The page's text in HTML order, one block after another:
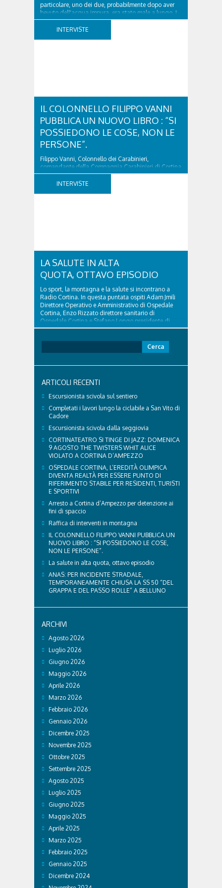
particolare, uno dei due, probabilmente dopo aver
bevuto dell'acqua impura, era stato male a lungo. I
due ragazzi, che avevano passato...
INTERVISTE
IL COLONNELLO FILIPPO VANNI
PUBBLICA UN NUOVO LIBRO : “SI
POSSIEDONO LE COSE, NON LE
PERSONE”.
Filippo Vanni, Colonnello dei Carabinieri,
comandante della Compagnia Carabinieri di Cortina
d’Ampezzo sino al 2010, esperto di legislazione
nazionale ed europea, è l’ideatore del progetto di
INTERVISTE
LA SALUTE IN ALTA
QUOTA, OTTAVO EPISODIO
Lo sport, la montagna e la salute si incontrano a
Radio Cortina. In questa puntata ospiti Adam Jmili
Direttore Operativo e Amministrativo di Ospedale
Cortina, Enzo Rizzato direttore sanitario di
Ospedale Cortina e Stefano Longo presidente di
Fondazione Cortina. GVM Care & Research –...
per:
ARTICOLI RECENTI
Escursionista scivola sul sentiero
Completati i lavori lungo la ciclabile a San Vito di
Cadore
Escursionista scivola dalla seggiovia
CORTINATEATRO SI TINGE DI JAZZ: DOMENICA
9 AGOSTO THE TWISTERS WHIT ALICE
VIOLATO A CORTINA D’AMPEZZO
OSPEDALE CORTINA, L’EREDITÀ OLIMPICA
DIVENTA REALTÀ PER ESSERE PUNTO DI
RIFERIMENTO STABILE PER RESIDENTI, TURISTI
E SPORTIVI
Arresto a Cortina d’Ampezzo per detenzione ai
fini di spaccio
Raffica di interventi in montagna
IL COLONNELLO FILIPPO VANNI PUBBLICA UN
NUOVO LIBRO : “SI POSSIEDONO LE COSE,
NON LE PERSONE”.
La salute in alta quota, ottavo episodio
ANAS: PER INCIDENTE STRADALE,
TEMPORANEAMENTE CHIUSA LA SS 50 “DEL
GRAPPA E DEL PASSO ROLLE” A BELLUNO
ARCHIVI
Agosto 2026
Luglio 2026
Giugno 2026
Maggio 2026
Aprile 2026
Marzo 2026
Febbraio 2026
Gennaio 2026
Dicembre 2025
Novembre 2025
Ottobre 2025
Settembre 2025
Agosto 2025
Luglio 2025
Giugno 2025
Maggio 2025
Aprile 2025
Marzo 2025
Febbraio 2025
Gennaio 2025
Dicembre 2024